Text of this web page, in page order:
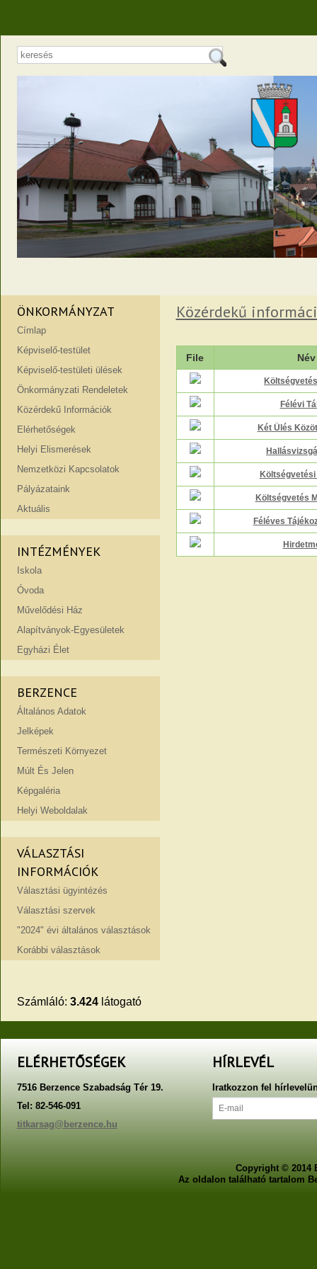
ÖNKORMÁNYZAT
Címlap
Képviselő-testület
Képviselő-testületi ülések
Önkormányzati Rendeletek
Közérdekű Információk
Elérhetőségek
Helyi Elismerések
Nemzetközi Kapcsolatok
Pályázataink
Aktuális
INTÉZMÉNYEK
Iskola
Óvoda
Művelődési Ház
Alapítványok-Egyesületek
Egyházi Élet
BERZENCE
Általános Adatok
Jelképek
Természeti Környezet
Múlt És Jelen
Képgaléria
Helyi Weboldalak
VÁLASZTÁSI
INFORMÁCIÓK
Választási ügyintézés
Választási szervek
"2024" évi általános választások
Korábbi választások
Közérdekű
File Név
Félévi
Két Ülés
Költségvetés
Féléves
Számláló: 3.424látogató
ELÉRHETŐSÉGEK
7516 Berzence Szabadság Tér 19.
Tel: 82-546-091
titkarsag@berzence.hu
HÍRLEVÉL
Iratkozzon fel
Copyright © 2014
Az oldalon található tartalom